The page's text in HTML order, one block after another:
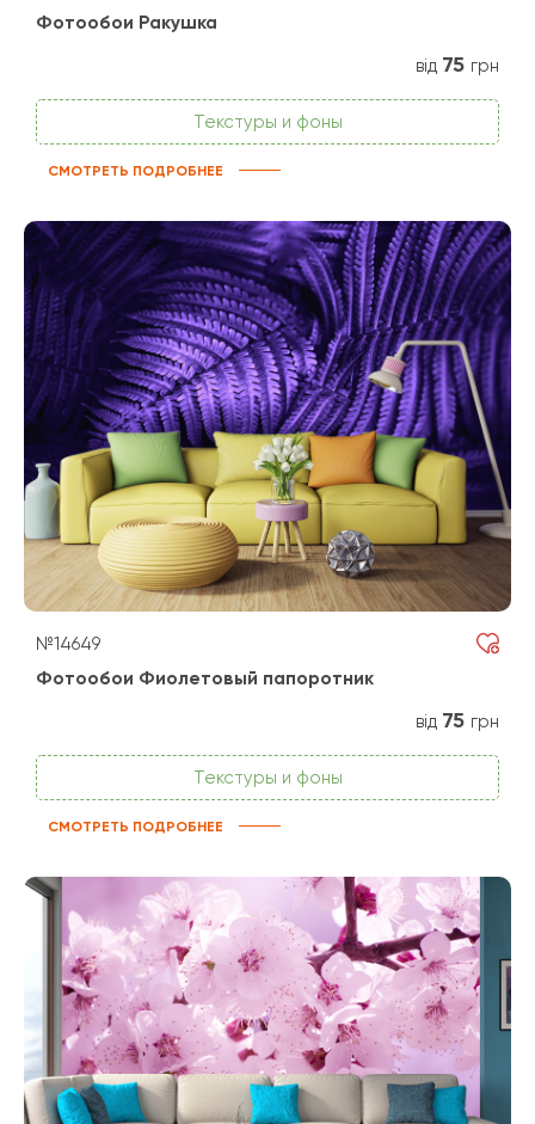
Фотообои Ракушка
від 75 грн
Текстуры и фоны
СМОТРЕТЬ ПОДРОБНЕЕ
№14649
Фотообои Фиолетовый папоротник
від 75 грн
Текстуры и фоны
СМОТРЕТЬ ПОДРОБНЕЕ